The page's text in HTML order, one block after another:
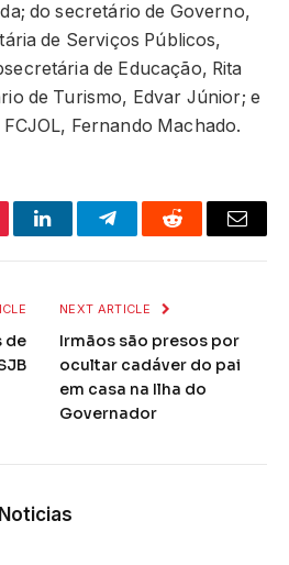
do secretário de Governo,
de Serviços Públicos,
de Educação, Rita
de Turismo, Edvar Júnior; e
Fernando Machado.
LinkedInTelegramReddit Email
de
NEXT ARTICLE
Irmãos são presos por
ocultar cadáver do pai
em casa na Ilha do
Governador